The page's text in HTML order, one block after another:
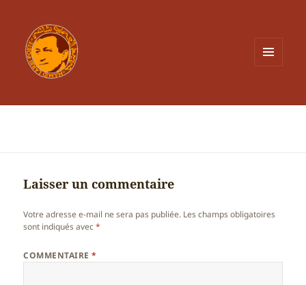
Laisser un commentaire
Votre adresse e-mail ne sera pas publiée. Les champs obligatoires
sont indiqués avec*
COMMENTAIRE*